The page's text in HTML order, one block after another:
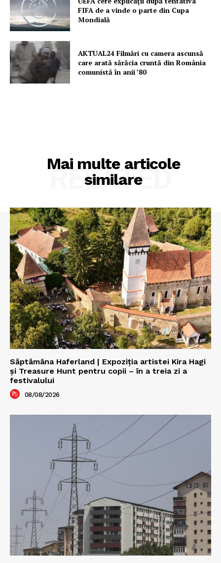
FIFA de a vinde o parte din Cupa
Mondială
AKTUAL24 Filmări cu camera ascunsă
care arată sărăcia cruntă din România
comunistă în anii ’80
Mai multe articole
similare
RELATED
Săptămâna Haferland | Expoziţia artistei Kira Hagi
şi Treasure Hunt pentru copii – în a treia zi a
festivalului
08/08/2026